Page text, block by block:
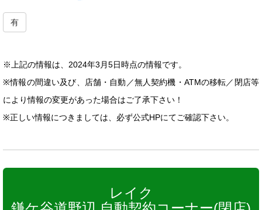
有
※上記の情報は、2024年3月5日時点の情報です。
※情報の間違い及び、店舗・自動／無人契約機・ATMの移転／閉店等
により情報の変更があった場合はご了承下さい！
※正しい情報につきましては、必ず公式HPにてご確認下さい。
レイク